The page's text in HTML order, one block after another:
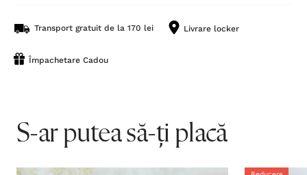
Transport gratuit de la 170 lei Livrare locker
Împachetare Cadou
S-ar putea să-ți placă